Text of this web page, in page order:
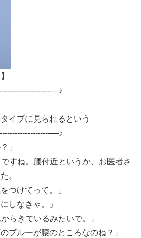
—♪
イプに見られるという
—♪
」
すね。腰付近というか、お医者さ
。
つけてって。」
しなきゃ。」
らきているみたいで。」
ブルーが腰のところなのね？」